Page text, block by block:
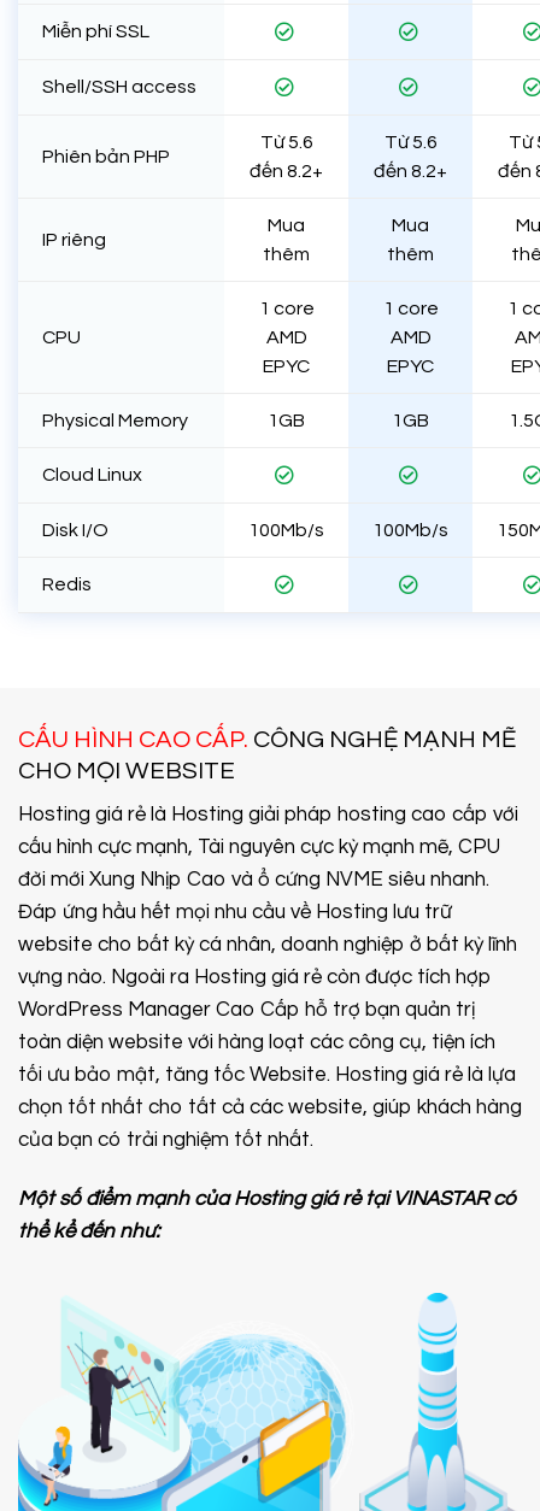
Miễn phí SSL
Shell/SSH access
Phiên bản PHP
Từ 5.6
đến 8.2+
Từ 5.6
đến 8.2+
Từ
đến
IP riêng
Mua
thêm
Mua
thêm
CPU
1 core
AMD
EPYC
1 core
AMD
EPYC
1
Physical Memory 1GB 1GB
Cloud Linux
Disk I/O 100Mb/s 100Mb/s
Redis
CẤU HÌNH CAO CẤP. CÔNG NGHỆ MẠNH MẼ
CHO MỌI WEBSITE
Hosting giá rẻ là Hosting giải pháp hosting cao cấp với
cấu hình cực mạnh, Tài nguyên cực kỳ mạnh mẽ, CPU
đời mới Xung Nhịp Cao và ổ cứng NVME siêu nhanh.
Đáp ứng hầu hết mọi nhu cầu về Hosting lưu trữ
website cho bất kỳ cá nhân, doanh nghiệp ở bất kỳ lĩnh
vựng nào. Ngoài ra Hosting giá rẻ còn được tích hợp
WordPress Manager Cao Cấp hỗ trợ bạn quản trị
toàn diện website với hàng loạt các công cụ, tiện ích
tối ưu bảo mật, tăng tốc Website. Hosting giá rẻ là lựa
chọn tốt nhất cho tất cả các website, giúp khách hàng
của bạn có trải nghiệm tốt nhất.
Một số điểm mạnh của Hosting giá rẻ tại VINASTAR có
thể kể đến như: